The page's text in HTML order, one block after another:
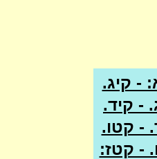
- קיג.
- קיד.
- קטו.
- קטז: